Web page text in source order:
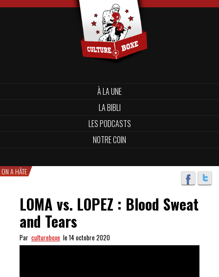
À LA UNE
LA BIBLI
LES PODCASTS
NOTRE COIN
ON A HÂTE
LOMA vs. LOPEZ : Blood Sweat
and Tears
Par cultureboxe le 14 octobre 2020